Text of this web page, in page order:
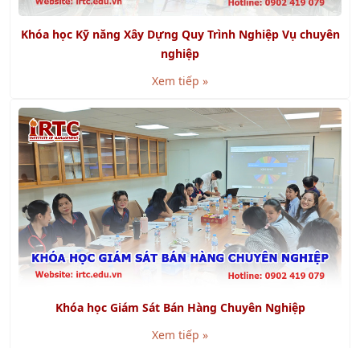
Khóa học Kỹ năng Xây Dựng Quy Trình Nghiệp Vụ chuyên
nghiệp
Xem tiếp »
Khóa học Giám Sát Bán Hàng Chuyên Nghiệp
Xem tiếp »